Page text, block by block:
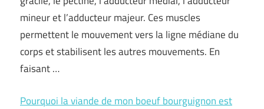
mineur et l’adducteur majeur. Ces muscles
permettent le mouvement vers la ligne médiane du
corps et stabilisent les autres mouvements. En
faisant …
Pourquoi la viande de mon boeuf bourguignon est